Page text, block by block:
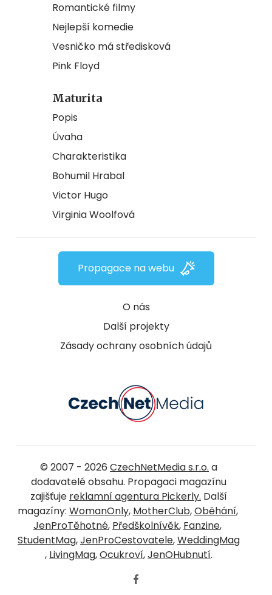
Romantické filmy
Nejlepší komedie
Vesničko má středisková
Pink Floyd
Maturita
Popis
Úvaha
Charakteristika
Bohumil Hrabal
Victor Hugo
Virginia Woolfová
O nás
Další projekty
Zásady ochrany osobních údajů
Propagace na webu
© 2007 - 2026 CzechNetMedia s.r.o. a
dodavatelé obsahu. Propagaci magazínu
zajišťuje reklamní agentura Pickerly. Další
magazíny: WomanOnly, MotherClub,Oběhání,
JenProTěhotné, Předškolnívěk, Fanzine,
StudentMag,JenProCestovatele,WeddingMag
, LivingMag,Ocukroví,JenOHubnutí.